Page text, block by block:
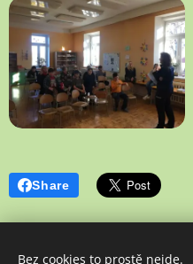
Share
Bez cookies to prostě nejde.